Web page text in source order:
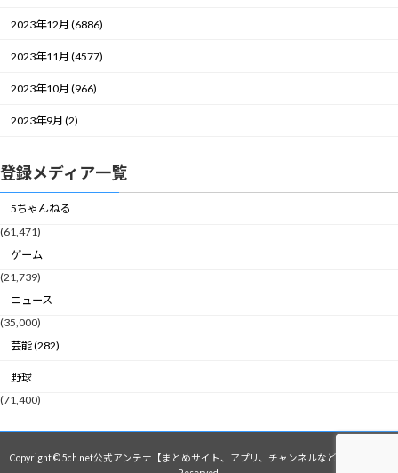
2023年12月 (6886)
2023年11月 (4577)
2023年10月 (966)
2023年9月 (2)
登録メディア一覧
5ちゃんねる
(61,471)
ゲーム
(21,739)
ニュース
(35,000)
芸能 (282)
野球
(71,400)
Copyright © 5ch.net公式アンテナ【まとめサイト、アプリ、チャンネルなど】 All Rights